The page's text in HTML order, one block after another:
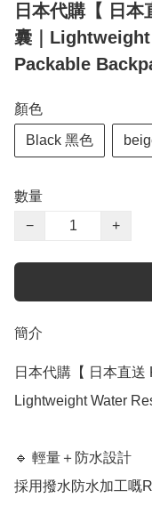
日本代購【 日
囊｜
Packable
顏色
Black 黑色
數量
−
+
簡介
日本代購【 日本直送
Lightweight Water
🔹 輕量＋防水設計
採用撥水防水加工嘅